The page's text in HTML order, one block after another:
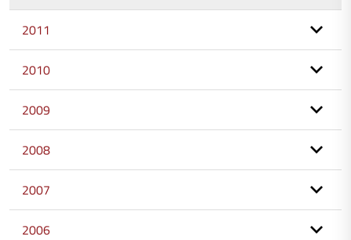
2011
2010
2009
2008
2007
2006